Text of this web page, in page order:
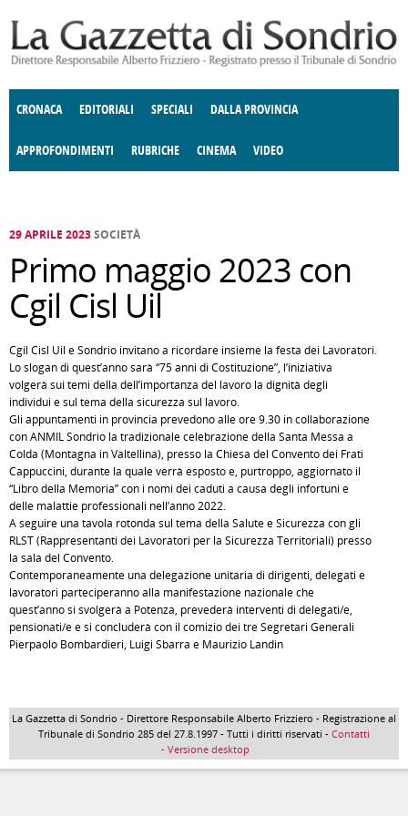
CRONACA EDITORIALI SPECIALI DALLA PROVINCIA
APPROFONDIMENTI
E SPETTACOLI POLITICA
RUBRICHE
DELLE IDEE FATTI DELLO SPIRITO
CINEMA VIDEO
29 APRILE 2023SOCIETÀ
Primo maggio 2023 con
Cgil Cisl Uil
Cgil Cisl Uil e Sondrio invitano a ricordare insieme la festa dei Lavoratori.
Lo slogan di quest’anno sarà “75 anni di Costituzione”, l’iniziativa
volgerà sui temi della dell’importanza del lavoro la dignità degli
individui e sul tema della sicurezza sul lavoro.
Gli appuntamenti in provincia prevedono alle ore 9.30 in collaborazione
con ANMIL Sondrio la tradizionale celebrazione della Santa Messa a
Colda (Montagna in Valtellina), presso la Chiesa del Convento dei Frati
Cappuccini, durante la quale verrà esposto e, purtroppo, aggiornato il
“Libro della Memoria” con i nomi dei caduti a causa degli infortuni e
delle malattie professionali nell’anno 2022.
A seguire una tavola rotonda sul tema della Salute e Sicurezza con gli
RLST (Rappresentanti dei Lavoratori per la Sicurezza Territoriali) presso
la sala del Convento.
Contemporaneamente una delegazione unitaria di dirigenti, delegati e
lavoratori parteciperanno alla manifestazione nazionale che
quest’anno si svolgerà a Potenza, prevederà interventi di delegati/e,
pensionati/e e si concluderà con il comizio dei tre Segretari Generali
Pierpaolo Bombardieri, Luigi Sbarra e Maurizio Landin
La Gazzetta di Sondrio - Direttore Responsabile Alberto Frizziero - Registrazione al
Tribunale di Sondrio 285 del 27.8.1997 - Tutti i diritti riservati - Contatti
- Versione desktop